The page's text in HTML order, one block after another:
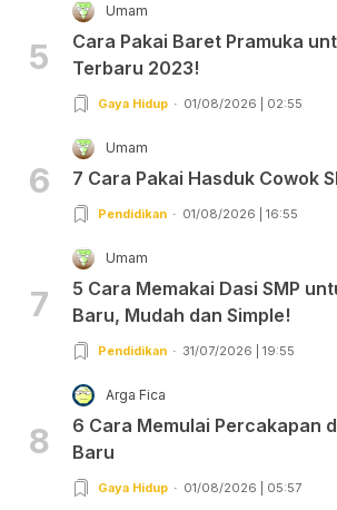
5
Umam
Cara Pakai Baret Pramuka
Terbaru 2023!
Gaya Hidup 01/08/2026 | 02:55
6
Umam
7 Cara Pakai Hasduk Cowok
Pendidikan 01/08/2026 | 16:55
7
Umam
5 Cara Memakai Dasi SMP
Baru, Mudah dan Simple!
Pendidikan 31/07/2026 | 19:55
8
Arga Fica
6 Cara Memulai Percakapan
Baru
Gaya Hidup 01/08/2026 | 05:57